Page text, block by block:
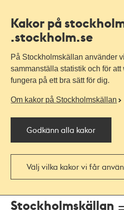
Kakor på
.stockholm.se
På Stockholmskällan använder
sammanställa statistik och för
fungera på ett bra sätt för dig.
Om kakor på Stockholmskällan
Godkänn alla kakor
Välj vilka kakor vi får
Stockholmskällan